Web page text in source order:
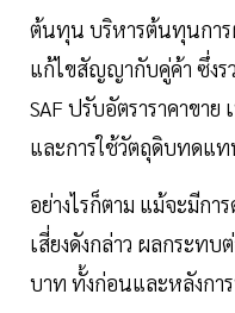
ต้นทุน บริหารต้นทุนการ
แก้ไขสัญญากับคู่ค้า ซึ่งร
SAF ปรับอัตราราคาขา
และการใช้วัตถุดิบทดแ
อย่างไรก็ตาม แม้จะมีกา
เสี่ยงดังกล่าว ผลกระทบ
บาท ทั้งก่อนและหลังการ